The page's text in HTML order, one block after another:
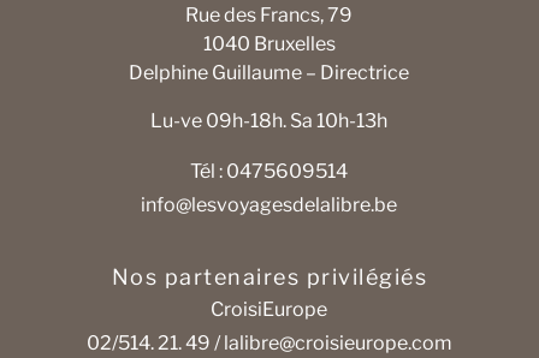
Rue des Francs, 79
1040 Bruxelles
Delphine Guillaume – Directrice
Lu-ve 09h-18h. Sa 10h-13h
Tél : 0475609514
info@lesvoyagesdelalibre.be
Nos partenaires privilégiés
CroisiEurope
02/514. 21. 49 / lalibre@croisieurope.com